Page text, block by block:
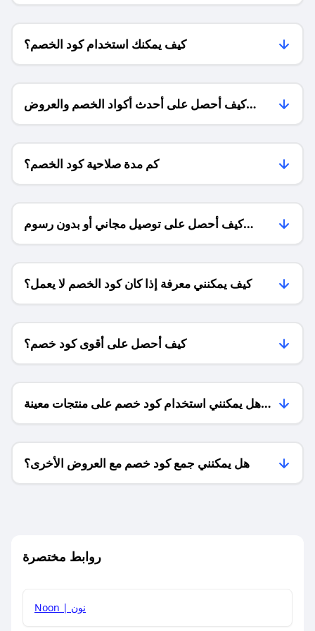
كيف يمكنك استخدام كود الخصم؟
كيف أحصل على أحدث أكواد الخصم والعروض
للمتاجر؟
كم مدة صلاحية كود الخصم؟
كيف أحصل على توصيل مجاني أو بدون رسوم
الشحن ؟
كيف يمكنني معرفة إذا كان كود الخصم لا يعمل؟
كيف أحصل على أقوى كود خصم؟
هل يمكنني استخدام كود خصم على منتجات معينة
فقط؟
هل يمكنني جمع كود خصم مع العروض الأخرى؟
روابط مختصرة
Noon | نون